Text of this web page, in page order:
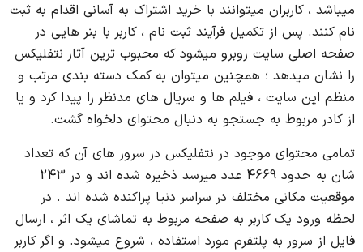
میباشد ، کاربران میتوانند با خرید اشتراک به آسانی اقدام به ثبت
نام کنند. پس از تکمیل فرآیند ثبت نام ، کاربر با بنر هایی در
صفحه اصلی سایت روبرو میشود که محبوب ترین آثار نتفلیکس
را نشان میدهد ؛ همچنین میتوان به کمک دسته بندی مرتب و
منظم این سایت ، فیلم ها و سریال های مدنظر را پیدا کرد و یا
از کادر مربوط به جستجو به دنبال محتوای دلخواه گشت.
تمامی محتوای موجود در نتفلیکس در سرور های آن که تعداد
شان به حدود 4669 عدد میرسد ذخیره شده اند و در 243
موقعیت مکانی مختلف در سراسر دنیا پراکنده شده اند . در
لحظه ورود یک کاربر به صفحه مربوط به تماشای یک اثر ، ارسال
فایل از سرور به پلتفرم مورد استفاده ، شروع میشود. و اگر کاربر